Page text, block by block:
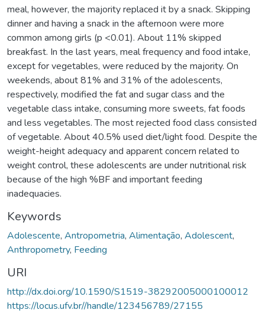
meal, however, the majority replaced it by a snack. Skipping
dinner and having a snack in the afternoon were more
common among girls (p <0.01). About 11% skipped
breakfast. In the last years, meal frequency and food intake,
except for vegetables, were reduced by the majority. On
weekends, about 81% and 31% of the adolescents,
respectively, modified the fat and sugar class and the
vegetable class intake, consuming more sweets, fat foods
and less vegetables. The most rejected food class consisted
of vegetable. About 40.5% used diet/light food. Despite the
weight-height adequacy and apparent concern related to
weight control, these adolescents are under nutritional risk
because of the high %BF and important feeding
inadequacies.
Keywords
Adolescente, Antropometria, Alimentação, Adolescent,
Anthropometry, Feeding
URI
http://dx.doi.org/10.1590/S1519-38292005000100012
https://locus.ufv.br//handle/123456789/27155